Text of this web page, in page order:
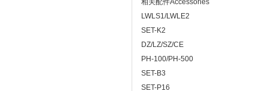
相关配件Accessories
LWLS1/LWLE2
SET-K2
DZ/LZ/SZ/CE
PH-100/PH-500
SET-B3
SET-P16